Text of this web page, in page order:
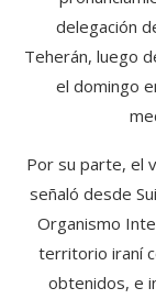
delegación
Teherán, luego
el domingo
Por su parte, el
señaló desde
Organismo
territorio iraní
obtenidos, e